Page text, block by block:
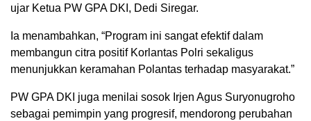
ujar Ketua PW GPA DKI, Dedi Siregar.
Ia menambahkan, “Program ini sangat efektif dalam
membangun citra positif Korlantas Polri sekaligus
menunjukkan keramahan Polantas terhadap masyarakat.”
PW GPA DKI juga menilai sosok Irjen Agus Suryonugroho
sebagai pemimpin yang progresif, mendorong perubahan